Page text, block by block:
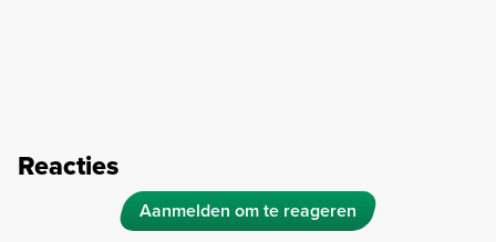
Reacties
Aanmelden om te reageren